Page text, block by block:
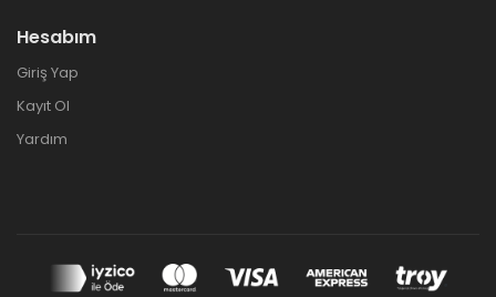
Hesabım
Giriş Yap
Kayıt Ol
Yardım